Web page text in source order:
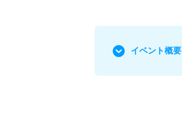
イベント概要